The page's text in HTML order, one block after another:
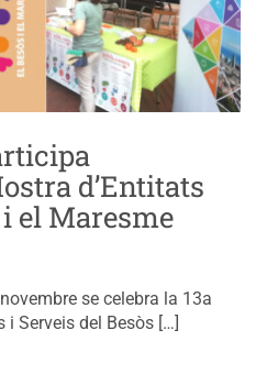
d’Entitats
el Maresme
se celebra la 13a
i Serveis del Besòs […]